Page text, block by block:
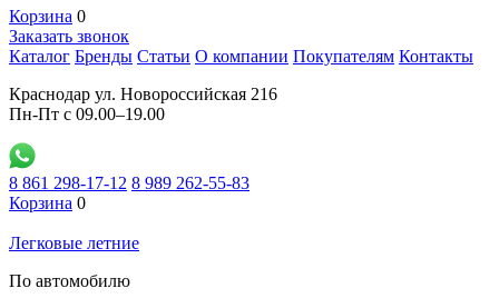
Корзина 0
Заказать звонок
Каталог Бренды Статьи О компании Покупателям Контакты
Краснодар ул. Новороссийская 216
Пн-Пт с 09.00–19.00
8 861 298-17-12 8 989 262-55-83
Корзина 0
Легковые летние
По автомобилю